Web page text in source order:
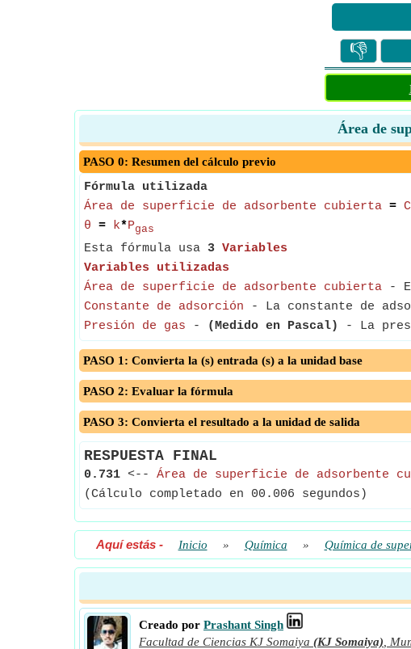
👎
Área de
PASO 0: Resumen del cálculo previo
Fórmula utilizada
Área de superficie de adsorbente cubierta =
θ = k*Pgas
Esta fórmula usa 3 Variables
Variables utilizadas
Área de superficie de adsorbente cubierta -
Constante de adsorción - La constante de
Presión de gas - (Medido en Pascal) - La
PASO 1: Convierta la (s) entrada (s) a la unidad base
PASO 2: Evaluar la fórmula
PASO 3: Convierta el resultado a la unidad de salida
RESPUESTA FINAL
0.731 <-- Área de superficie de adsorbente
(Cálculo completado en 00.006 segundos)
Aquí estás- Inicio » Química » Química de
Creado por Prashant Singh
Facultad de Ciencias KJ Somaiya (KJ Somaiya)